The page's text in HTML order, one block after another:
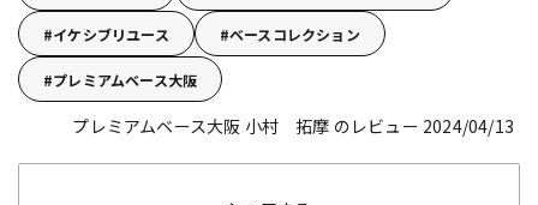
イケシブリユース ベースコレクション
プレミアムベース大阪
プレミアムベース大阪 小村 拓摩 のレビュー 2024/04/13